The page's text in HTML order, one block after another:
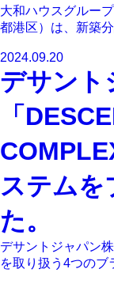
大和ハウスグルー
都港区）は、新築
2024.09.20
デサント
「
ステムを
た。
デサントジャパン
を取り扱う4つのブ